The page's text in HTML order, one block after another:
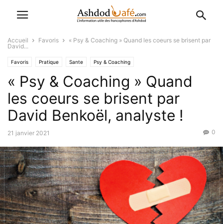
Accueil Favoris
« Psy & Coaching » Quand les coeurs se brisent par
David...
Favoris Pratique Sante Psy & Coaching
« Psy & Coaching » Quand
les coeurs se brisent par
David Benkoël, analyste !
21 janvier 2021 0